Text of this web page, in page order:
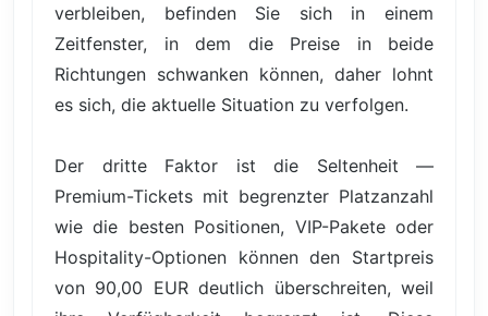
verbleiben, befinden Sie sich in einem
Zeitfenster, in dem die Preise in beide
Richtungen schwanken können, daher lohnt
es sich, die aktuelle Situation zu verfolgen.
Der dritte Faktor ist die Seltenheit —
Premium-Tickets mit begrenzter Platzanzahl
wie die besten Positionen, VIP-Pakete oder
Hospitality-Optionen können den Startpreis
von 90,00 EUR deutlich überschreiten, weil